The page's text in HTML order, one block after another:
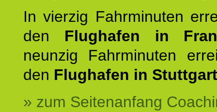
In vierzig Fahrminuten
den Flughafen in
neunzig Fahrminuten
den Flughafen in
» zum Seitenanfang